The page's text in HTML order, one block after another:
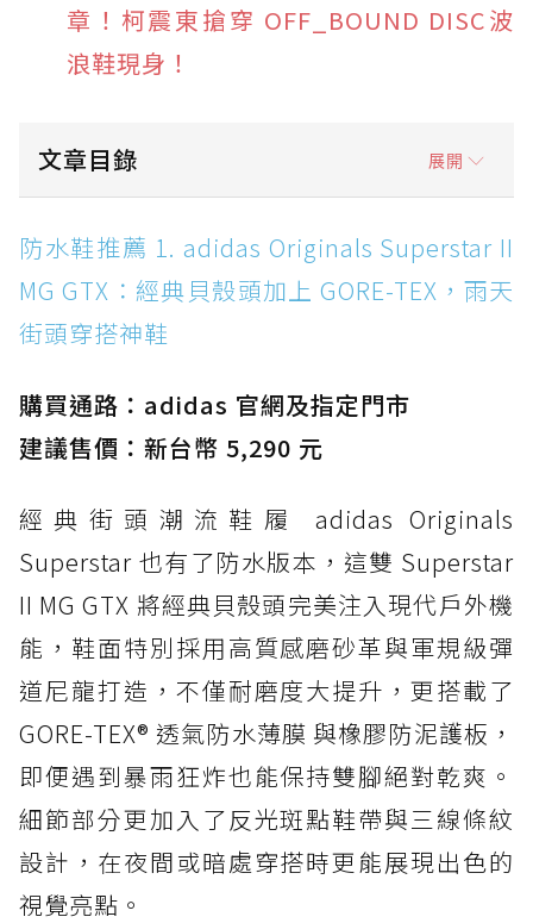
章！柯震東搶穿 OFF_BOUND DISC波
浪鞋現身！
文章目錄 展開
防水鞋推薦 1. adidas Originals Superstar II
MG GTX：經典貝殼頭加上 GORE-TEX，雨天街
頭穿搭神鞋
防水鞋推薦 2. New Balance Hierro v9 GORE-
防水鞋推薦 3. Nike Dunk Low GORE-TEX：
經典 Dunk 輪廓加上防水科技，雨天穿搭帥度不
打折
防水鞋推薦 4. ASICS TRABUCO 14 GTX：搭
載 GORE-TEX 隱形貼合科技，全方位防水神鞋
防水鞋推薦 5. Salomon XT-6 GORE-TEX：潮
人必備山系鞋王！防滑、防水與街頭顏值一次攻
頂
防水鞋推薦 6. HOKA Stinson Evo GTX：越野
復刻厚底，GORE-TEX 防水與增高神器一次滿
黃靴同級頂級防水，輕量化工裝健走鞋雨天必備
防水鞋推薦 7. Timberland Motion Access：
黃靴同級頂級防水，輕量化工裝健走鞋雨天必備
防水鞋推薦 1. adidas Originals Superstar II
MG GTX：經典貝殼頭加上 GORE-TEX，雨天
街頭穿搭神鞋
購買通路：adidas 官網及指定門市
建議售價：新台幣 5,290 元
經典街頭潮流鞋履 adidas Originals
Superstar 也有了防水版本，這雙 Superstar
II MG GTX 將經典貝殼頭完美注入現代戶外機
能，鞋面特別採用高質感磨砂革與軍規級彈
道尼龍打造，不僅耐磨度大提升，更搭載了
GORE-TEX® 透氣防水薄膜 與橡膠防泥護板，
即便遇到暴雨狂炸也能保持雙腳絕對乾爽。
細節部分更加入了反光斑點鞋帶與三線條紋
設計，在夜間或暗處穿搭時更能展現出色的
視覺亮點。